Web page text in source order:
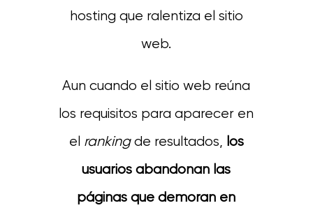
hosting que ralentiza el sitio
web.
Aun cuando el sitio web reúna
los requisitos para aparecer en
el rankingde resultados, los
usuarios abandonan las
páginas que demoran en